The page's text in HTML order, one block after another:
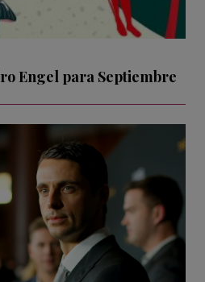
Engel para Septiembre